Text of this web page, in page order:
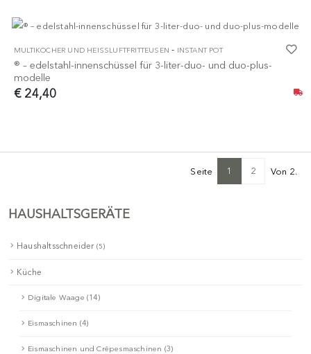
HAUSHALTSGERÄTE
Haushaltsschneider (5)
Küche
Digitale Waage (14)
Eismaschinen (4)
Eismaschinen und Crêpesmaschinen (3)
MULTIKOCHER UND HEISSLUFTFRITTEUSEN - INSTANT POT
® – edelstahl-innenschüssel für 3-liter-duo- und duo-plus-
modelle
€ 24,40
Seite 1 2 Von 2.